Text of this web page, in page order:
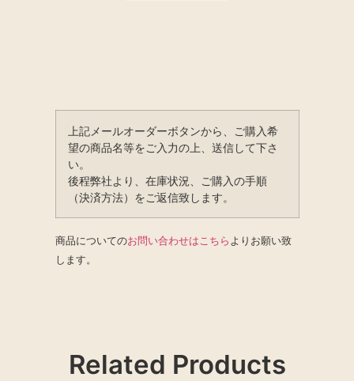
上記メールオーダーボタンから、ご購入希
望の商品名等をご入力の上、送信して下さ
い。
後程弊社より、在庫状況、ご購入の手順
（決済方法）をご返信致します。
商品についてのお問い合わせはこちら よりお願い致
します。
Related Products